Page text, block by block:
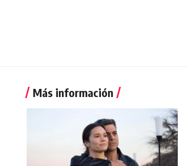
Más información